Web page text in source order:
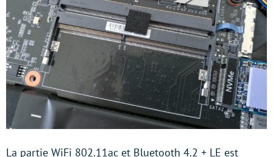
La partie WiFi 802.11ac et Bluetooth 4.2 + LE est